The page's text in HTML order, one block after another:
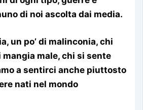
di noi ascolta dai media.
un po’ di malinconia, chi
male, chi si sente
a sentirci anche piuttosto
nati nel mondo